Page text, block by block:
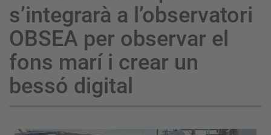
s’integrarà a l’observatori
OBSEA per observar el
fons marí i crear un
bessó digital